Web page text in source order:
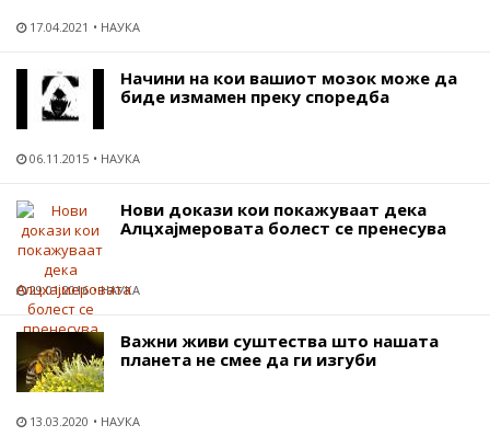
17.04.2021 НАУКА
Начини на кои вашиот мозок може да
биде измамен преку споредба
06.11.2015 НАУКА
Нови докази кои покажуваат дека
Алцхајмеровата болест се пренесува
29.01.2016 НАУКА
Важни живи суштества што нашата
планета не смее да ги изгуби
13.03.2020 НАУКА